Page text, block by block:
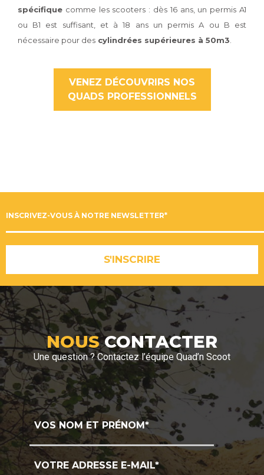
spécifique comme les scooters : dès 16 ans, un permis A1
ou B1 est suffisant, et à 18 ans un permis A ou B est
nécessaire pour des cylindrées supérieures à 50m3.
VENEZ DÉCOUVRIRS NOS
QUADS PROFESSIONNELS
NOUSCONTACTER
Une question ? Contactez l’équipe Quad’n Scoot